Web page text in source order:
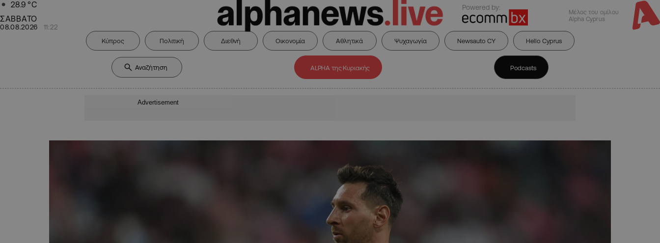
28.9 °C
ΣΑΒΒΑΤΟ
08.08.2026 11:22
Powered by:
Μέλος του ομίλου
Alpha Cyprus
Κύπρος Πολιτική Διεθνή Οικονομία Αθλητικά Ψυχαγωγία Newsauto CY Hello Cyprus
ALPHA της Κυριακής Podcasts
Advertisement